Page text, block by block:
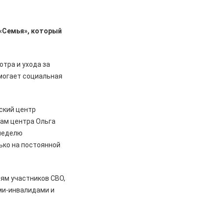
который
и ухода за
социальная
центр
центра Ольга
на постоянной
участников СВО,
инвалидами и